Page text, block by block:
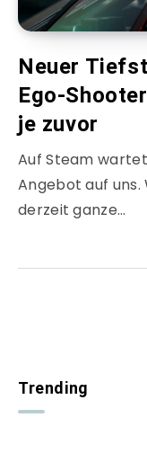
Neuer
Ego-
je zuvor
Auf Steam
Angebot auf
derzeit ganze…
Trending